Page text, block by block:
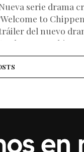
serie drama
to
del nuevo
“Welcome to